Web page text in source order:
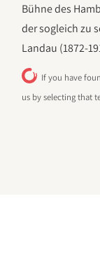
Bühne des
der sogleich zu
Landau (1872-
If you have
us by selecting that